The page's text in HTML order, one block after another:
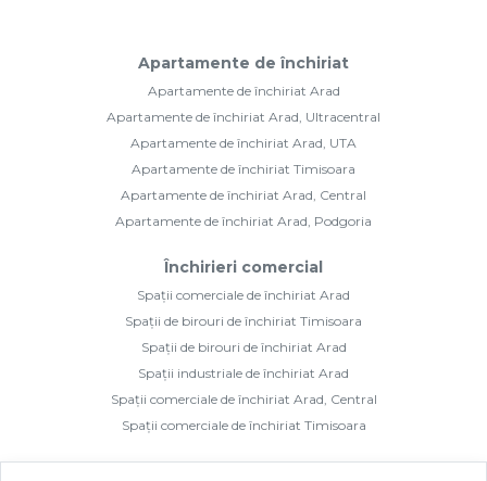
Apartamente de închiriat
Apartamente de închiriat Arad
Apartamente de închiriat Arad, Ultracentral
Apartamente de închiriat Arad, UTA
Apartamente de închiriat Timisoara
Apartamente de închiriat Arad, Central
Apartamente de închiriat Arad, Podgoria
Închirieri comercial
Spații comerciale de închiriat Arad
Spații de birouri de închiriat Timisoara
Spații de birouri de închiriat Arad
Spații industriale de închiriat Arad
Spații comerciale de închiriat Arad, Central
Spații comerciale de închiriat Timisoara